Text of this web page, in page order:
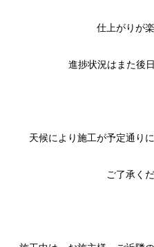
仕上がりが
進捗状況はまた後
天候により施工が予定通り
ご了承く